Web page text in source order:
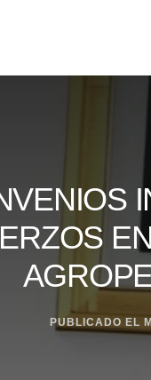
PUBLICADO EL